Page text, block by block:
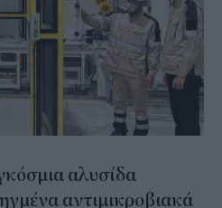
αλυσίδα
αντιμικροβιακά